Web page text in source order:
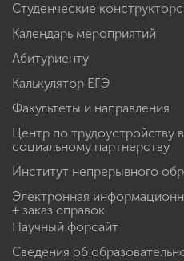
Студенческие
Календарь мероприятий
Абитуриенту
Калькулятор ЕГЭ
Факультеты и направления
Центр по трудоустройству
социальному партнерству
Институт непрерывного
Электронная
+ заказ справок
Научный форсайт
Сведения об